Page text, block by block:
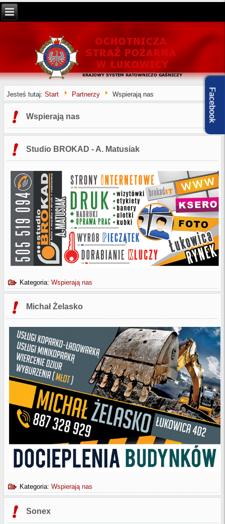
Jesteś tutaj:Start Partnerzy Wspierają nas
Wspierają nas
Studio BROKAD - A. Matusiak
Kategoria:Wspierają nas
Michał Żelasko
Kategoria:Wspierają nas
Sonex
Facebook